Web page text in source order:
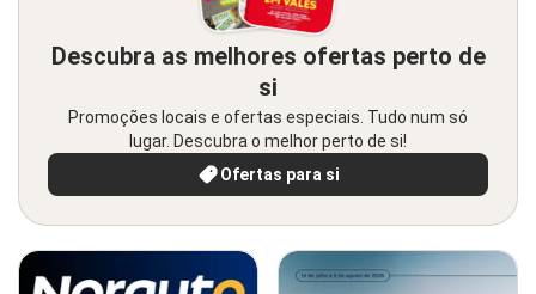
Descubra as melhores ofertas perto de
si
Promoções locais e ofertas especiais. Tudo num só
lugar. Descubra o melhor perto de si!
Ofertas para si